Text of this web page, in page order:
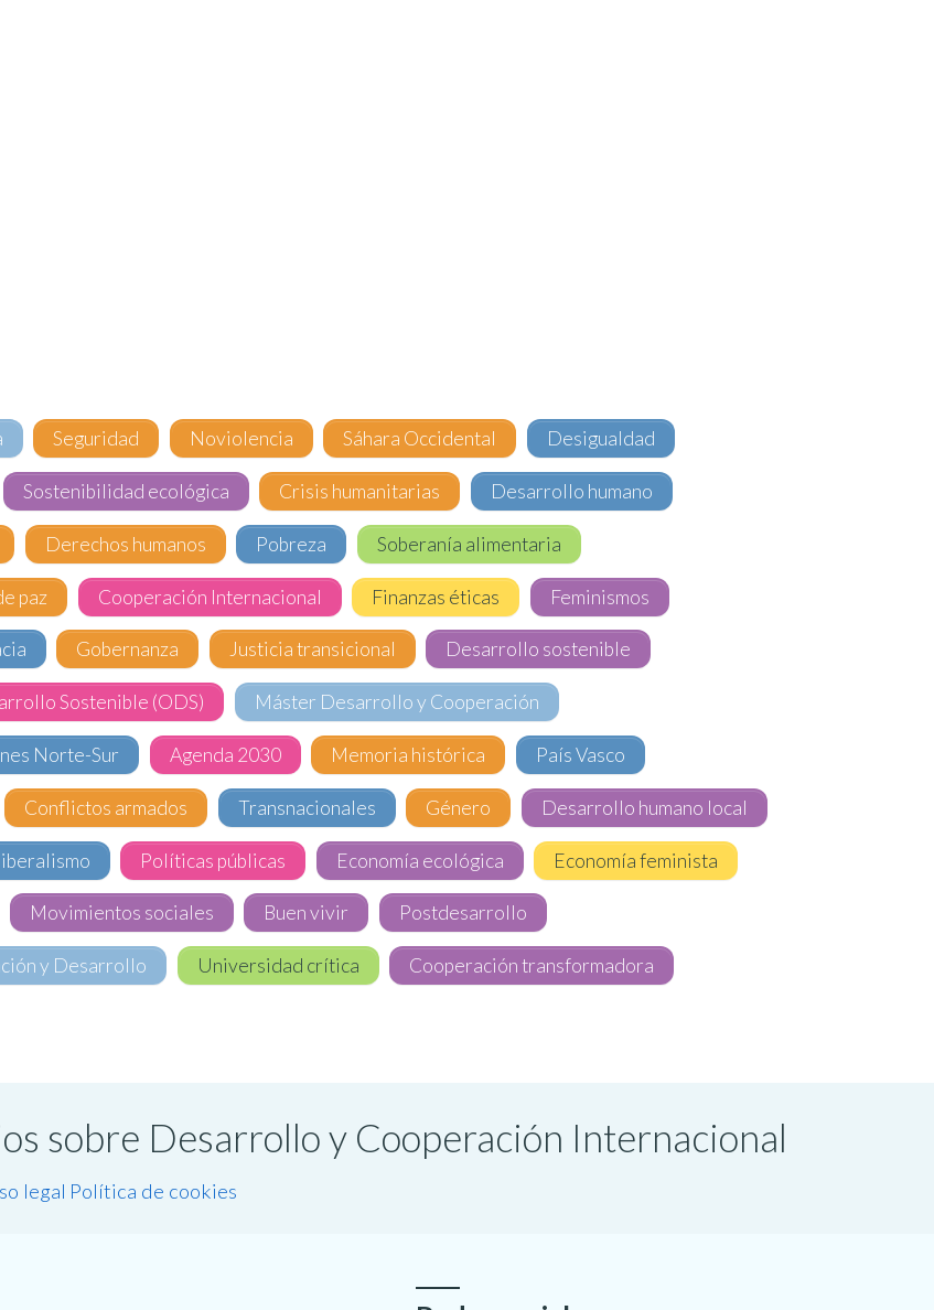
Seguridad Noviolencia Sáhara Occidental Desigualdad
Sostenibilidad ecológica Crisis humanitarias Desarrollo humano
Derechos humanos Pobreza Soberanía alimentaria
paz Cooperación Internacional Finanzas éticas Feminismos
Gobernanza Justicia transicional Desarrollo sostenible
Sostenible (ODS) Máster Desarrollo y Cooperación
Norte-Sur Agenda 2030 Memoria histórica País Vasco
Conflictos armados Transnacionales Género Desarrollo humano local
Políticas públicas Economía ecológica Economía feminista
Movimientos sociales Buen vivir Postdesarrollo
y Desarrollo Universidad crítica Cooperación transformadora
sobre Desarrollo y Cooperación Internacional
legal Política de cookies